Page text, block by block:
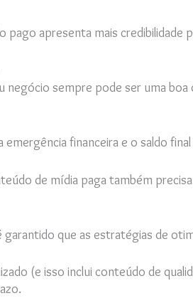
apresenta mais credibilidade
negócio sempre pode ser uma
financeira e o saldo
de mídia paga também
que as estratégias de
(e isso inclui conteúdo de